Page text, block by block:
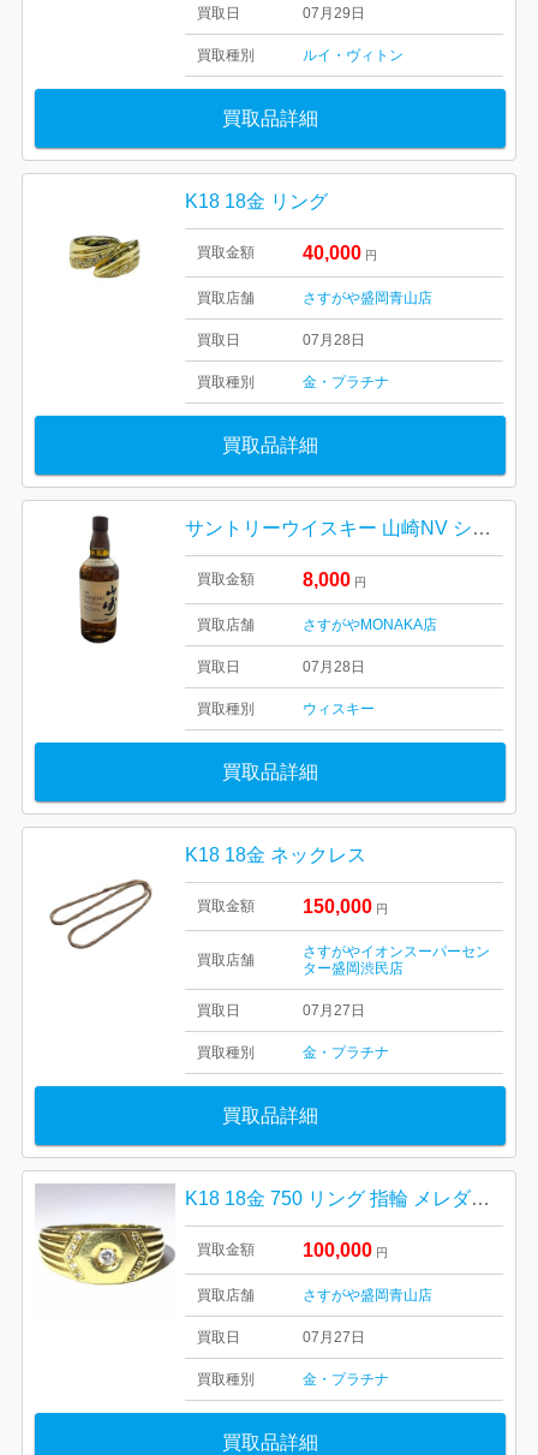
買取日 07月29日
買取種別 ルイ・ヴィトン
買取品詳細
K18 18金 リング
買取金額 40,000 円
買取店舗 さすがや盛岡青山店
買取日 07月28日
買取種別 金・プラチナ
買取品詳細
サントリーウイスキー 山崎NV シングルモルト 箱なし
買取金額 8,000 円
買取店舗 さすがやMONAKA店
買取日 07月28日
買取種別 ウィスキー
買取品詳細
K18 18金 ネックレス
買取金額 150,000 円
買取店舗
さすがやイオンスーパーセン
ター盛岡渋民店
買取日 07月27日
買取種別 金・プラチナ
買取品詳細
K18 18金 750 リング 指輪 メレダイヤ
買取金額 100,000 円
買取店舗 さすがや盛岡青山店
買取日 07月27日
買取種別 金・プラチナ
買取品詳細